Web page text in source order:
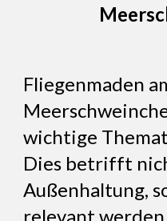
Fliegenmaden
wichtige
Dies betrifft
Außenhaltung,
relevant